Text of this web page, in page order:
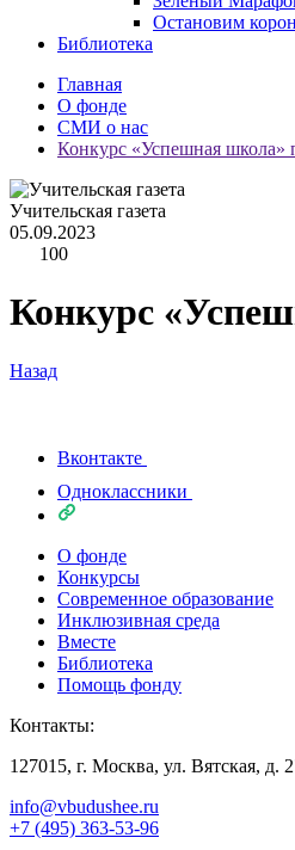
Остановим
Библиотека
Главная
О фонде
СМИ о нас
Конкурс «Успешная школа»
Учительская газета
05.09.2023
100
Конкурс
Назад
Вконтакте
Одноклассники
О фонде
Конкурсы
Современное образование
Инклюзивная среда
Вместе
Библиотека
Помощь фонду
Контакты:
127015, г. Москва, ул. Вятская, д.
info@vbudushee.ru
+7 (495) 363-53-96